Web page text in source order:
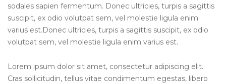
sodales sapien fermentum. Donec ultricies, turpis a sagittis
suscipit, ex odio volutpat sem, vel molestie ligula enim
varius est.Donec ultricies, turpis a sagittis suscipit, ex odio
volutpat sem, vel molestie ligula enim varius est.
Lorem ipsum dolor sit amet, consectetur adipiscing elit.
Cras sollicitudin, tellus vitae condimentum egestas, libero